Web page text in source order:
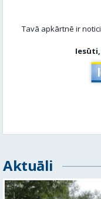
Tavā apkārtnē ir
Aktuāli